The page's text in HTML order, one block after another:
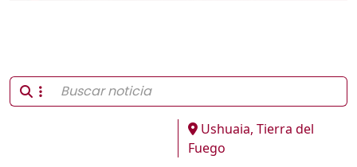
Ushuaia, Tierra del
Fuego